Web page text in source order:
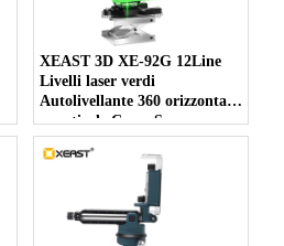
XEAST 3D XE-92G 12Line
Livelli laser verdi
Autolivellante 360 ​​orizzontale
e verticale Croce Super
potente linea laser verde